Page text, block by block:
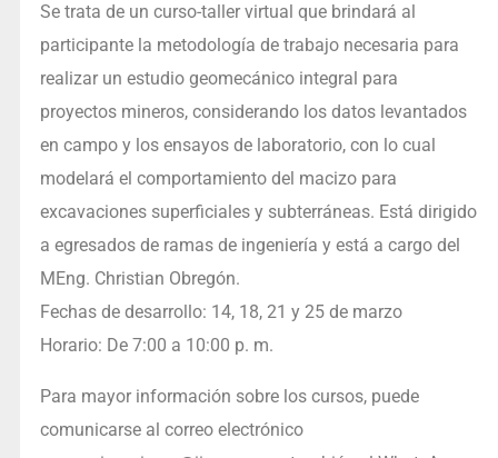
Se trata de un curso-taller virtual que brindará al
participante la metodología de trabajo necesaria para
realizar un estudio geomecánico integral para
proyectos mineros, considerando los datos levantados
en campo y los ensayos de laboratorio, con lo cual
modelará el comportamiento del macizo para
excavaciones superficiales y subterráneas. Está dirigido
a egresados de ramas de ingeniería y está a cargo del
MEng. Christian Obregón.
Fechas de desarrollo: 14, 18, 21 y 25 de marzo
Horario: De 7:00 a 10:00 p. m.
Para mayor información sobre los cursos, puede
comunicarse al correo electrónico